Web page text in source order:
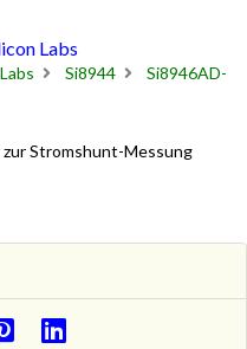
Labs
Si8944
Si8946AD-
Stromshunt-Messung